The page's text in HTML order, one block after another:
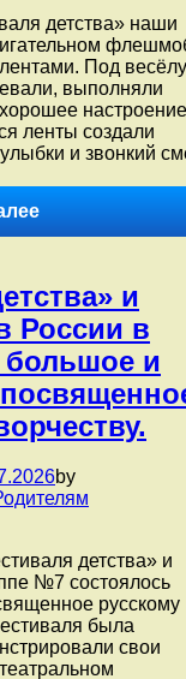
мероприятие
ко
Дню
России.
детства» наши
Под
выполняли
ленты создали
и звонкий
В
наши
воспитанники
приняли
участие
в
зажигательном
флешмобе
с
воздушными
шарами
и
лентами.
и
России в
большое и
by
детства» и
№7 состоялось
русскому
была
свои